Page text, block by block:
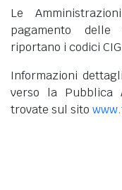
Le
pagamento
riportano i codici
Informazioni
verso la Pubblica
trovate sul sito